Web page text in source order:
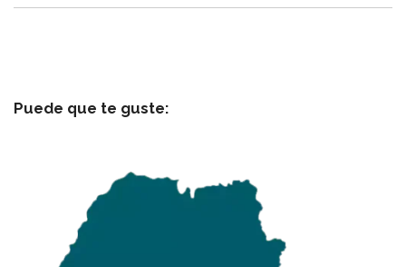
Puede que te guste: